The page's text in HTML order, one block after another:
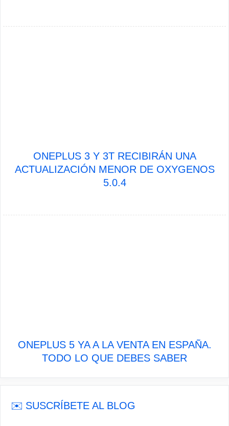
ONEPLUS 3 Y 3T RECIBIRÁN UNA
ACTUALIZACIÓN MENOR DE OXYGENOS
5.0.4
ONEPLUS 5 YA A LA VENTA EN ESPAÑA.
TODO LO QUE DEBES SABER
✉️ SUSCRÍBETE AL BLOG